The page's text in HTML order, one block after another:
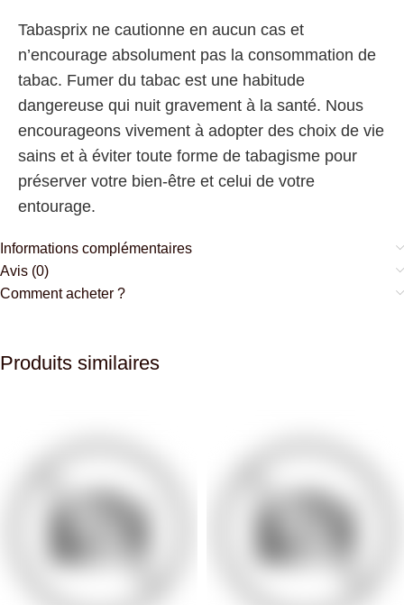
Tabasprix ne cautionne en aucun cas et
n’encourage absolument pas la consommation de
tabac. Fumer du tabac est une habitude
dangereuse qui nuit gravement à la santé. Nous
encourageons vivement à adopter des choix de vie
sains et à éviter toute forme de tabagisme pour
préserver votre bien-être et celui de votre
entourage.
Informations complémentaires
Avis (0)
Comment acheter ?
Produits similaires